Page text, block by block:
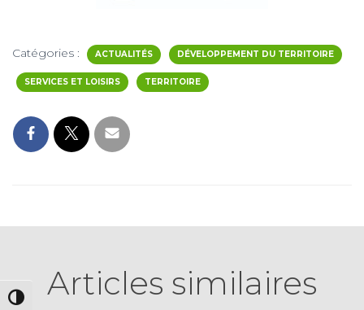
PASSER EN CONTRASTE ÉLEVÉ
Catégories : ACTUALITÉS DÉVELOPPEMENT DU TERRITOIRE
SERVICES ET LOISIRS TERRITOIRE
Articles similaires